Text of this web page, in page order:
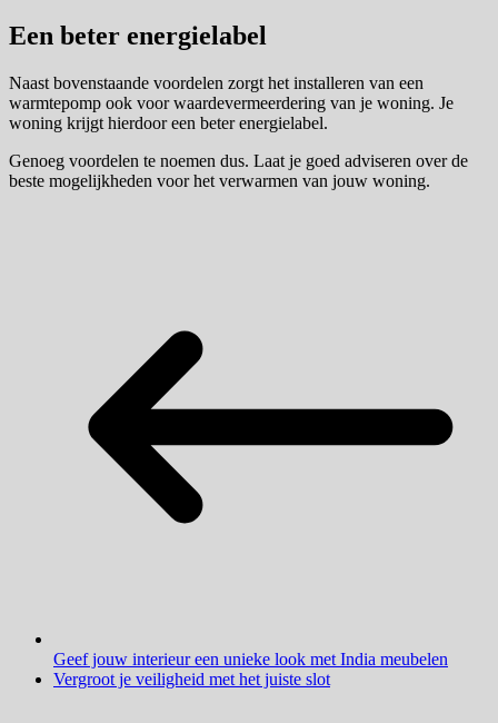
Een beter energielabel
Naast bovenstaande voordelen zorgt het installeren van een
warmtepomp ook voor waardevermeerdering van je woning. Je
woning krijgt hierdoor een beter energielabel.
Genoeg voordelen te noemen dus. Laat je goed adviseren over de
beste mogelijkheden voor het verwarmen van jouw woning.
Geef jouw interieur een unieke look met India meubelen
Vergroot je veiligheid met het juiste slot